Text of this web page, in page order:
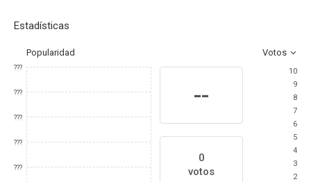
Estadísticas
Popularidad Votos
???
???
???
???
???
--
0
votos
10
9
8
7
6
5
4
3
2